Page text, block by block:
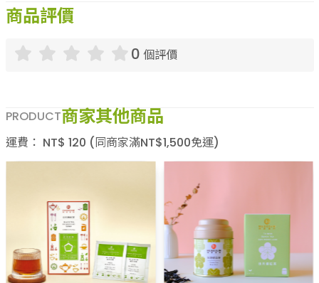
商品評價
0 個評價
PRODUCT商家其他商品
運費： NT$ 120 (同商家滿NT$1,500免運)